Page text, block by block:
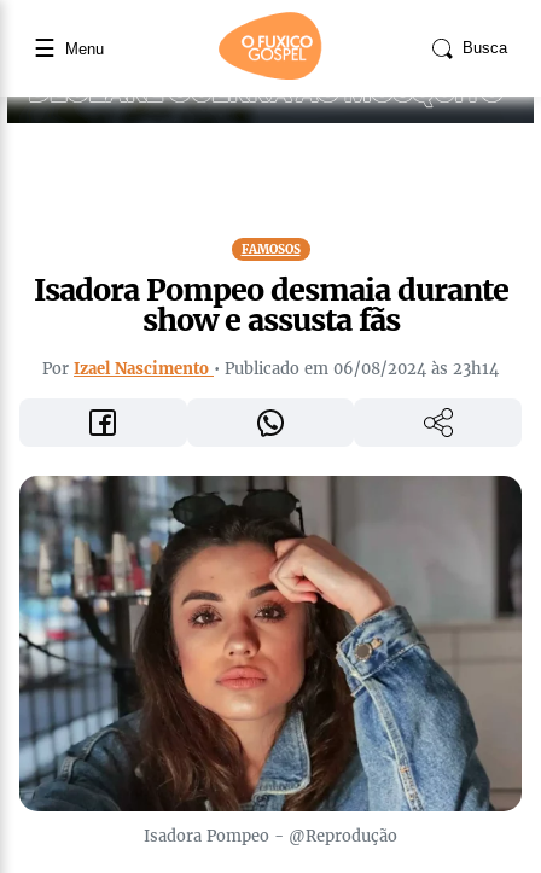
☰ Menu Busca
FAMOSOS
Isadora Pompeo desmaia durante
show e assusta fãs
Por Izael Nascimento • Publicado em 06/08/2024 às 23h14
Isadora Pompeo - @Reprodução